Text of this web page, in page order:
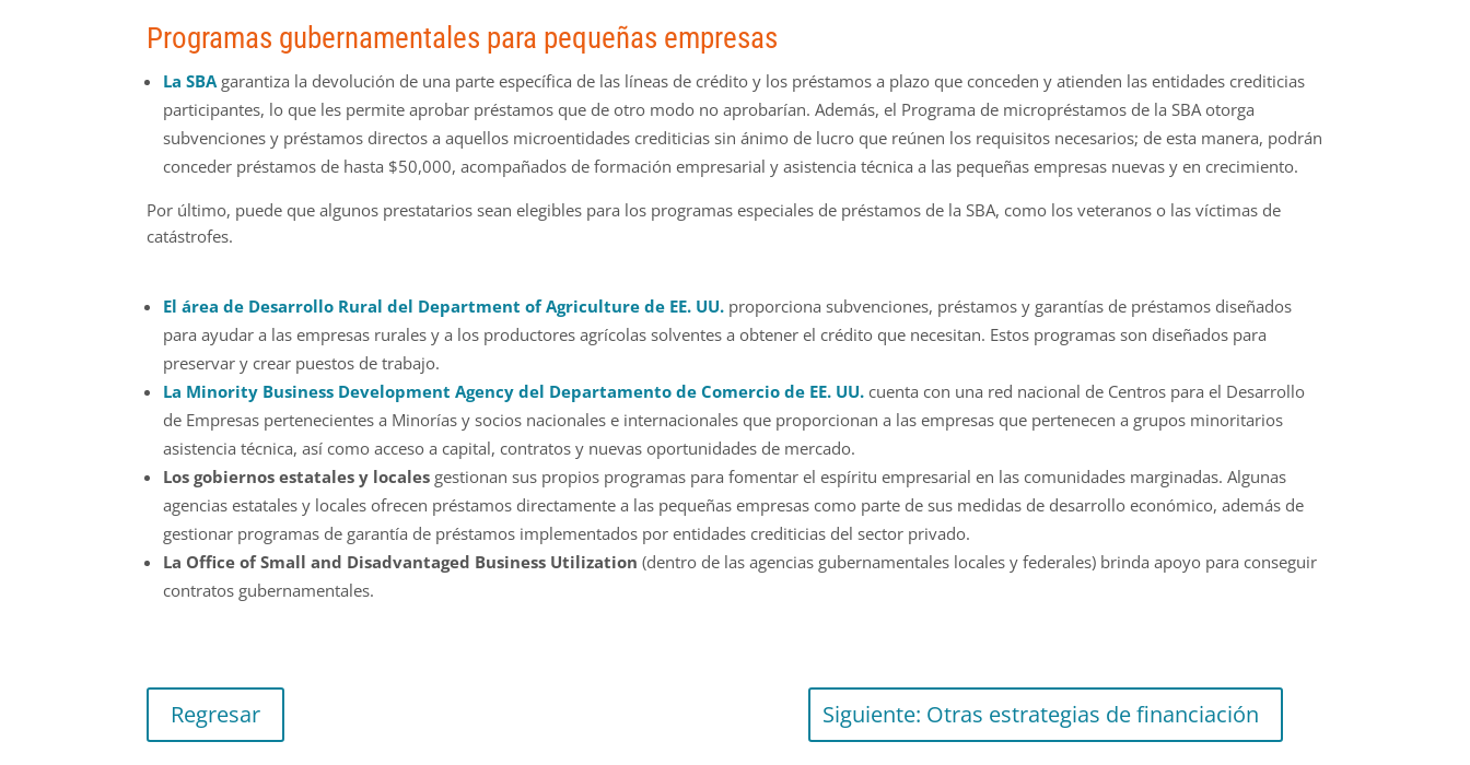
Programas gubernamentales para pequeñas empresas
La SBAgarantiza la devolución de una parte específica de las líneas de crédito y los préstamos a plazo que conceden y atienden las entidades crediticias
participantes, lo que les permite aprobar préstamos que de otro modo no aprobarían. Además, el Programa de micropréstamos de la SBA otorga
subvenciones y préstamos directos a aquellos microentidades crediticias sin ánimo de lucro que reúnen los requisitos necesarios; de esta manera, podrán
conceder préstamos de hasta $50,000, acompañados de formación empresarial y asistencia técnica a las pequeñas empresas nuevas y en crecimiento.
Por último, puede que algunos prestatarios sean elegibles para los programas especiales de préstamos de la SBA, como los veteranos o las víctimas de
catástrofes.
El área de Desarrollo Rural del Department of Agriculture de EE. UU. proporciona subvenciones, préstamos y garantías de préstamos diseñados
para ayudar a las empresas rurales y a los productores agrícolas solventes a obtener el crédito que necesitan. Estos programas son diseñados para
preservar y crear puestos de trabajo.
La Minority Business Development Agency del Departamento de Comercio de EE. UU. cuenta con una red nacional de Centros para el Desarrollo
de Empresas pertenecientes a Minorías y socios nacionales e internacionales que proporcionan a las empresas que pertenecen a grupos minoritarios
asistencia técnica, así como acceso a capital, contratos y nuevas oportunidades de mercado.
Los gobiernos estatales y locales gestionan sus propios programas para fomentar el espíritu empresarial en las comunidades marginadas. Algunas
agencias estatales y locales ofrecen préstamos directamente a las pequeñas empresas como parte de sus medidas de desarrollo económico, además de
gestionar programas de garantía de préstamos implementados por entidades crediticias del sector privado.
La Office of Small and Disadvantaged Business Utilization(dentro de las agencias gubernamentales locales y federales) brinda apoyo para conseguir
contratos gubernamentales.
Regresar Siguiente: Otras estrategias de financiación